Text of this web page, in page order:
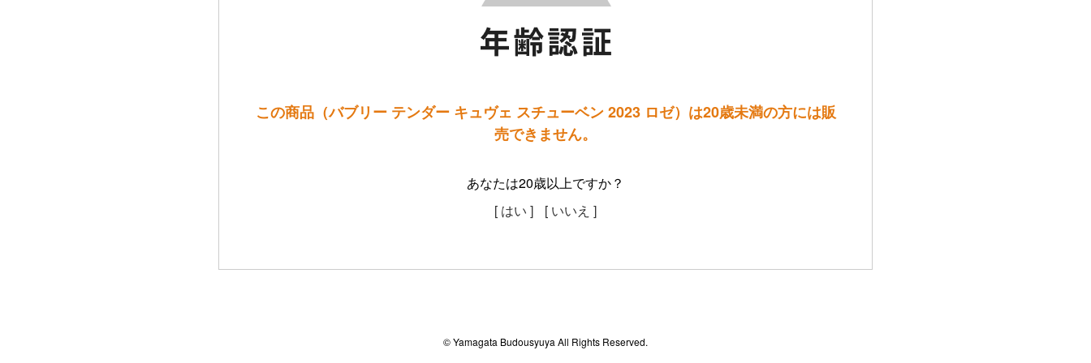
この商品（バブリー テンダー キュヴェ スチューベン 2023 ロゼ）は20歳未満の方には販
売できません。
あなたは20歳以上ですか？
[ はい ]
[ いいえ ]
© Yamagata Budousyuya All Rights Reserved.